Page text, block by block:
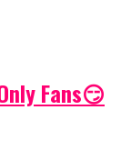
Fans😏